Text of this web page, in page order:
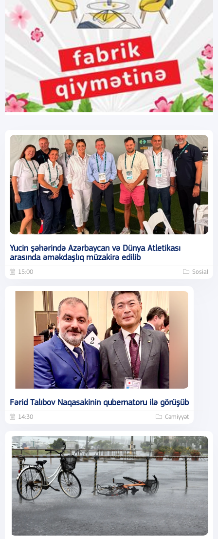
Yucin şəhərində Azərbaycan və Dünya Atletikası
arasında əməkdaşlıq müzakirə edilib
15:00 Sosial
Fərid Talıbov Naqasakinin qubernatoru ilə görüşüb
14:30 Cəmiyyət